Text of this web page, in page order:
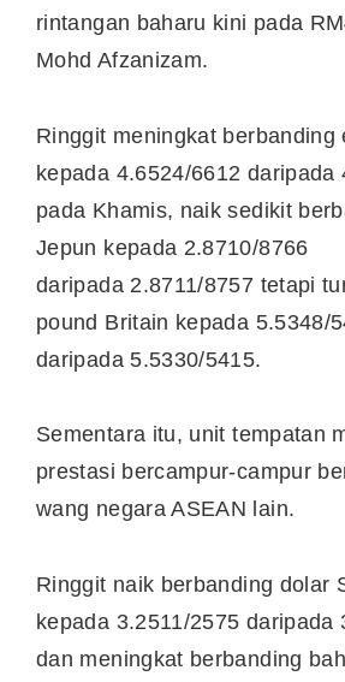
rintangan baharu kini pada
Mohd Afzanizam.
Ringgit meningkat berbanding
kepada 4.6524/6612 daripada
pada Khamis, naik sedikit
Jepun kepada 2.8710/8766
daripada 2.8711/8757 tetapi
pound Britain kepada 5.5348/
daripada 5.5330/5415.
Sementara itu, unit tempatan
prestasi bercampur-campur
wang negara ASEAN lain.
Ringgit naik berbanding dolar
kepada 3.2511/2575 daripada
dan meningkat berbanding